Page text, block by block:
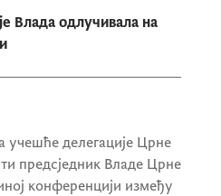
пут“ д.о.о.
Влада одлучивала на
учешће делегације Црне
предсједник Владе Црне
конференцији између